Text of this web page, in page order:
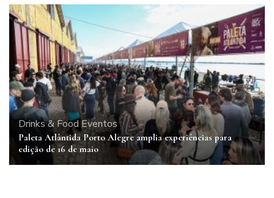
Drinks & FoodEventos
Paleta Atlântida Porto Alegre amplia experiências para
edição de 16 de maio